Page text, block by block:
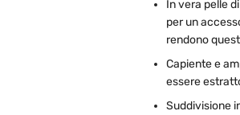
In vera pelle
per un
rendono
Capiente e
essere
Suddivisione